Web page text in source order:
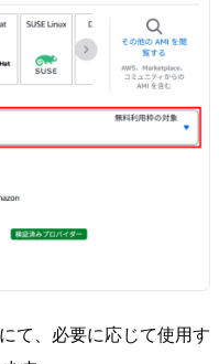
て、必要に応じて使用す